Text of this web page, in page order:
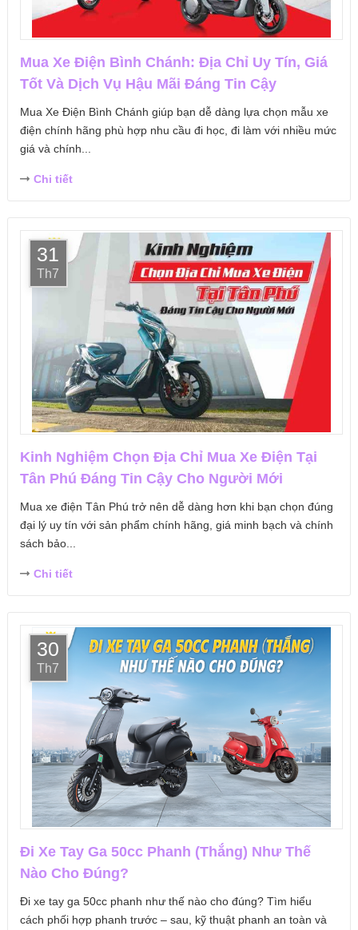
Mua Xe Điện Bình Chánh: Địa Chỉ Uy Tín, Giá
Tốt Và Dịch Vụ Hậu Mãi Đáng Tin Cậy
Mua Xe Điện Bình Chánh giúp bạn dễ dàng lựa chọn mẫu xe
điện chính hãng phù hợp nhu cầu đi học, đi làm với nhiều mức
giá và chính...
Chi tiết
31
Th7
Kinh Nghiệm Chọn Địa Chỉ Mua Xe Điện Tại
Tân Phú Đáng Tin Cậy Cho Người Mới
Mua xe điện Tân Phú trở nên dễ dàng hơn khi bạn chọn đúng
đại lý uy tín với sản phẩm chính hãng, giá minh bạch và chính
sách bảo...
Chi tiết
30
Th7
Đi Xe Tay Ga 50cc Phanh (Thắng) Như Thế
Nào Cho Đúng?
Đi xe tay ga 50cc phanh như thế nào cho đúng? Tìm hiểu
cách phối hợp phanh trước – sau, kỹ thuật phanh an toàn và